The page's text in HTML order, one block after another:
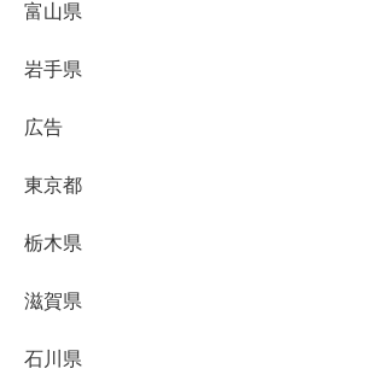
富山県
岩手県
広告
東京都
栃木県
滋賀県
石川県